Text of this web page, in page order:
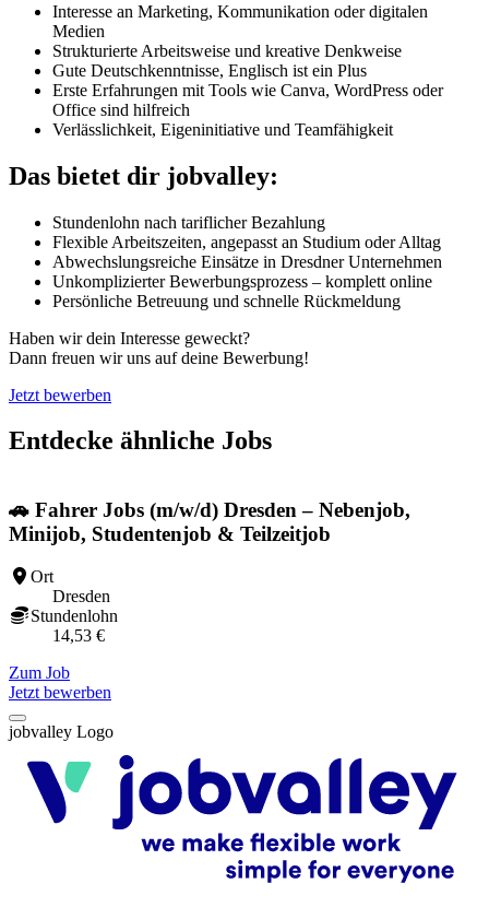
Interesse an Marketing, Kommunikation oder digitalen
Medien
Strukturierte Arbeitsweise und kreative Denkweise
Gute Deutschkenntnisse, Englisch ist ein Plus
Erste Erfahrungen mit Tools wie Canva, WordPress oder
Office sind hilfreich
Verlässlichkeit, Eigeninitiative und Teamfähigkeit
Das bietet dir jobvalley:
Stundenlohn nach tariflicher Bezahlung
Flexible Arbeitszeiten, angepasst an Studium oder Alltag
Abwechslungsreiche Einsätze in Dresdner Unternehmen
Unkomplizierter Bewerbungsprozess – komplett online
Persönliche Betreuung und schnelle Rückmeldung
Haben wir dein Interesse geweckt?
Dann freuen wir uns auf deine Bewerbung!
Jetzt bewerben
Entdecke ähnliche Jobs
🚗 Fahrer Jobs (m/w/d) Dresden – Nebenjob,
Minijob, Studentenjob & Teilzeitjob
Ort
Dresden
Stundenlohn
14,53 €
Zum Job
Jetzt bewerben
jobvalley Logo